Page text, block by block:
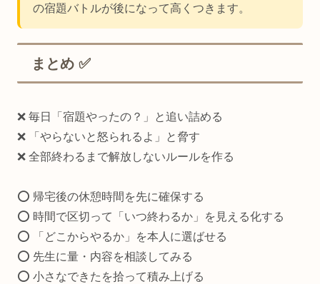
の宿題バトルが後になって高くつきます。
まとめ ✅
❌ 毎日「宿題やったの？」と追い詰める
❌ 「やらないと怒られるよ」と脅す
❌ 全部終わるまで解放しないルールを作る
⭕️ 帰宅後の休憩時間を先に確保する
⭕️ 時間で区切って「いつ終わるか」を見える化する
⭕️ 「どこからやるか」を本人に選ばせる
⭕️ 先生に量・内容を相談してみる
⭕️ 小さなできたを拾って積み上げる